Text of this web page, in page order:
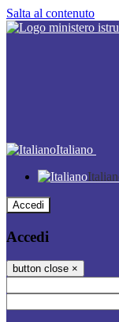
Salta al contenuto
Italiano
Accedi
Accedi
button close ×